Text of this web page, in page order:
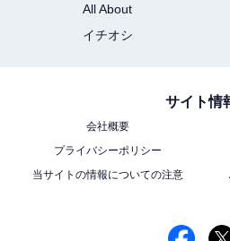
All About
イチオシ
サイト情
会社概要
プライバシーポリシー
当サイトの情報についての注意